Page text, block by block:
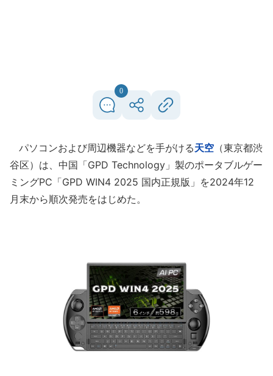
0
パソコンおよび周辺機器などを手がける天空 （東京都渋
谷区）は、中国「GPD Technology」製のポータブルゲー
ミングPC「GPD WIN4 2025 国内正規版」を2024年12
月末から順次発売をはじめた。